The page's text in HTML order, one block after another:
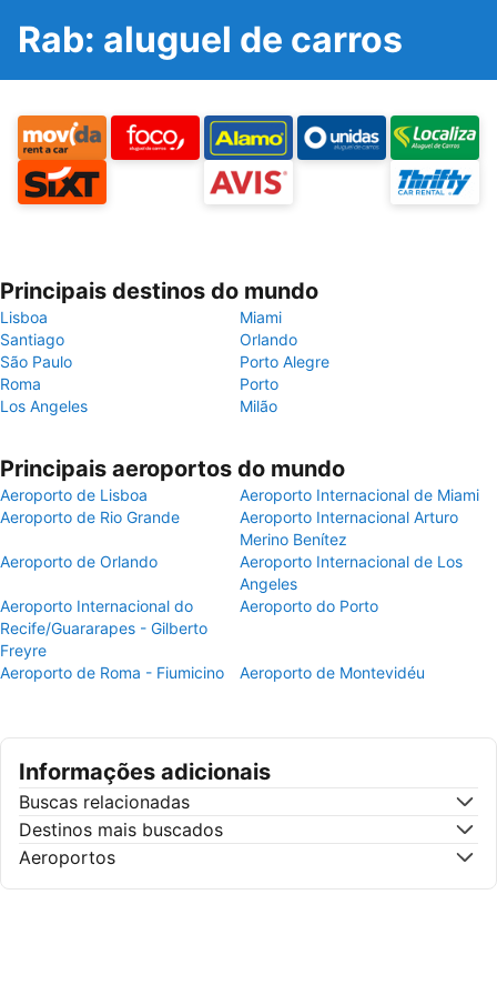
Rab: aluguel de carros
Principais destinos do mundo
Lisboa
Miami
Santiago
Orlando
São Paulo
Porto Alegre
Roma
Porto
Los Angeles
Milão
Principais aeroportos do mundo
Aeroporto de Lisboa
Aeroporto Internacional de Miami
Aeroporto de Rio Grande
Aeroporto Internacional Arturo
Merino Benítez
Aeroporto de Orlando
Aeroporto Internacional de Los
Angeles
Aeroporto Internacional do
Recife/Guararapes - Gilberto
Freyre
Aeroporto do Porto
Aeroporto de Roma - Fiumicino Aeroporto de Montevidéu
Informações adicionais
Buscas relacionadas
Destinos mais buscados
Aeroportos